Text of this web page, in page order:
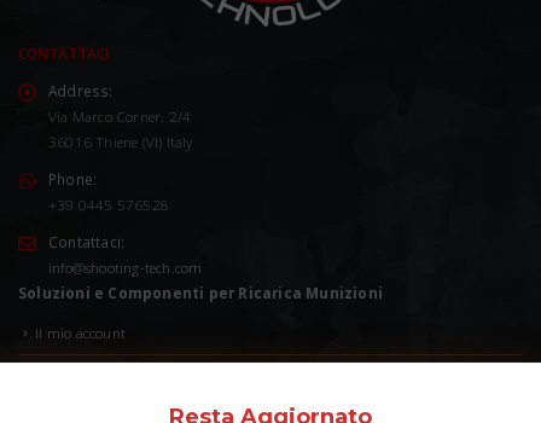
Resta Aggiornato
CONTATTACI
Address:
Via Marco Corner, 2/4
36016 Thiene (VI) Italy
Phone:
+39 0445 576528
Contattaci:
info@shooting-tech.com
Soluzioni e Componenti per Ricarica Munizioni
Il mio account